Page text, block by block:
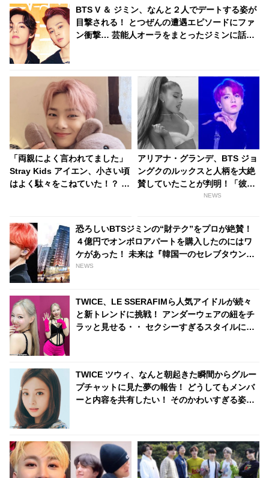
BTS V ＆ ジミン、なんと２人でデートする姿が
目撃される！ とつぜんの遭遇エピソードにファ
ン衝撃… 芸能人オーラをまとったジミンに話し
「両親によく言われてました」
Stray Kids アイエン、小さい頃
はよく駄々をこねていた！？ 幼
アリアナ・グランデ、BTS ジョ
ングクのルックスと人柄を大絶
賛していたことが判明！「彼は
本当に完璧な人だった」ジョン
帽「彼は世界の歌姫までも虜に
する」
NEWS
恐ろしいBTSジミンの“財テク”をプロが絶賛！
４億円でオンボロアパートを購入したのにはワ
ケがあった！ 未来は『韓国一のセレブタウン』
の地主になるってホント？
NEWS
TWICE、LE SSERAFIMら人気アイドルが続々
と新トレンドに挑戦！ アンダーウェアの紐をチ
ラッと見せる・・ セクシーすぎるスタイルにフ
TWICE ツウィ、なんと朝起きた瞬間からグルー
プチャットに見た夢の報告！ どうしてもメンバ
ーと内容を共有したい！ そのかわいすぎる姿に